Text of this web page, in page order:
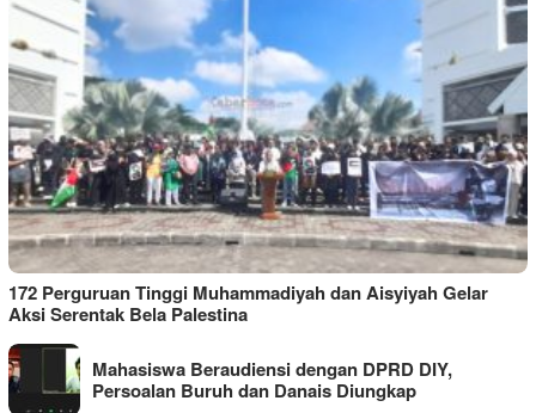
172 Perguruan Tinggi Muhammadiyah dan Aisyiyah Gelar
Aksi Serentak Bela Palestina
Mahasiswa Beraudiensi dengan DPRD DIY,
Persoalan Buruh dan Danais Diungkap